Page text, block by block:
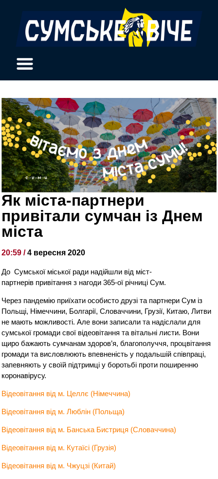
Як міста-партнери
привітали сумчан із Днем
міста
20:59 /4 вересня 2020
До Сумської міської ради надійшли від міст-
партнерів привітання з нагоди 365-ої річниці Сум.
Через пандемію приїхати особисто друзі та партнери Сум із
Польщі, Німеччини, Болгарії, Словаччини, Грузії, Китаю, Литви
не мають можливості. Але вони записали та надіслали для
сумської громади свої відеовітання та вітальні листи. Вони
щиро бажають сумчанам здоров’я, благополуччя, процвітання
громади та висловлюють впевненість у подальшій співпраці,
запевняють у своїй підтримці у боротьбі проти поширенню
коронавірусу.
Відеовітання від м. Целлє (Німеччина)
Відеовітання від м. Люблін (Польща)
Відеовітання від м. Банська Бистриця (Словаччина)
Відеовітання від м. Кутаїсі (Грузія)
Відеовітання від м. Чжуцзі (Китай)